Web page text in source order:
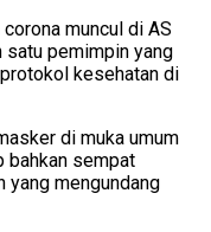
muncul di AS
satu pemimpin yang
kesehatan di
di muka umum
bahkan sempat
yang mengundang